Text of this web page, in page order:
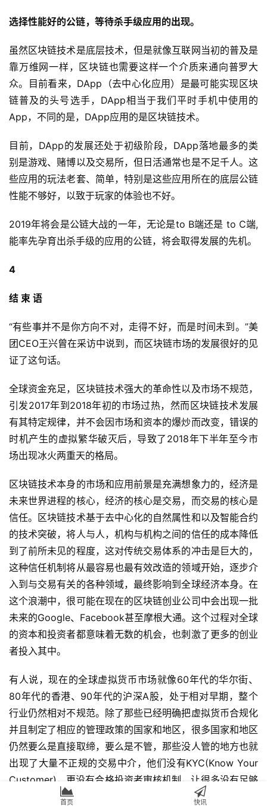
选择性能好的公链，等待杀手级应用的出现。
虽然区块链技术是底层技术，但是就像互联网当初的普及是
靠万维网一样，区块链也需要这样一个介质来通向普罗大
众。目前看来，DApp（去中心化应用）是最可能实现区块
链普及的头号选手，DApp相当于我们平时手机中使用的
App，不同的是，DApp应用的是区块链技术。
目前，DApp的发展还处于初级阶段，DApp落地最多的类
别是游戏、赌博以及交易所，但日活通常也是不足千人。这
些应用的玩法老套、简单，特别是这些应用所在的底层公链
性能不够好，以致于玩家的体验也不好。
2019年将会是公链大战的一年，无论是to B端还是 to C端,
能率先孕育出杀手级的应用的公链，将会取得发展的先机。
4
结 束 语
“有些事并不是你方向不对，走得不好，而是时间未到。”美
团CEO王兴曾在采访中说到，而区块链市场的发展很好的见
证了这句话。
全球资金充足，区块链技术强大的革命性以及市场不规范，
引发2017年到2018年初的市场过热，然而区块链技术发展
有其特定规律，并不会因市场和资本的爆炒而改变，错误的
时机产生的虚拟繁华破灭后，导致了2018年下半年至今市
场出现冰火两重天的格局。
区块链技术本身的市场和应用前景是充满想象力的，经济是
未来世界进程的核心，经济的核心是交易，而交易的核心是
信任。区块链技术基于去中心化的自然属性和以及智能合约
的技术突破，将人与人，机构与机构之间的信任的成本降低
到了前所未见的程度，这对传统交易体系的冲击是巨大的，
这种信任机制将从最容易也最有效改造的领域开始，逐步介
入到与交易有关的各种领域，最终影响到全球经济本身。在
这个浪潮中，很可能在现在的区块链创业公司中会出现一批
未来的Google、Facebook甚至摩根大通。这个过程对全球
的资本和投资者都意味着无数的机会，也刺激了更多的创业
者投入其中。
有人说，现在的全球虚拟货币市场就像60年代的华尔街、
80年代的香港、90年代的沪深A股，处于相对早期，整个
行业仍然相对不规范。除了那些已经明确把虚拟货币合规化
并且制定了相应的管理政策的国家和地区，很多国家和地区
仍然要么是直接取缔，要么是不管，那些没人管的地方也就
出现了大量不正规的交易中介，他们没有KYC(Know Your
Customer)，更没有合格投资者审核机制，让很多没有足够
风险抵抗力和投资能力的中小投资者很容易的参与虚拟货币
首页 快讯